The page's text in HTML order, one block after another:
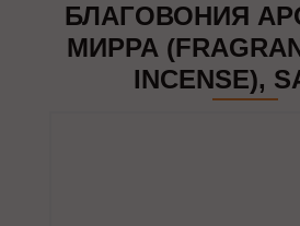
БЛАГОВОНИЯ
МИРРА
INCENSE),